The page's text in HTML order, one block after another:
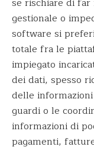
gestionale o
software si
totale fra le
impiegato
dei dati, spesso
delle
guardi o le
informazioni di
pagamenti,